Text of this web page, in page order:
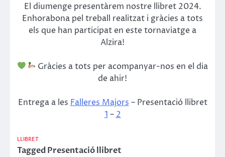
El diumenge presentàrem nostre llibret 2024.
Enhorabona pel treball realitzat i gràcies a tots
els que han participat en este tornaviatge a
Alzira!
Gràcies a tots per acompanyar-nos en el dia
de ahir!
Entrega a les Falleres Majors – Presentació llibret
1 – 2
LLIBRET
TaggedPresentació llibret